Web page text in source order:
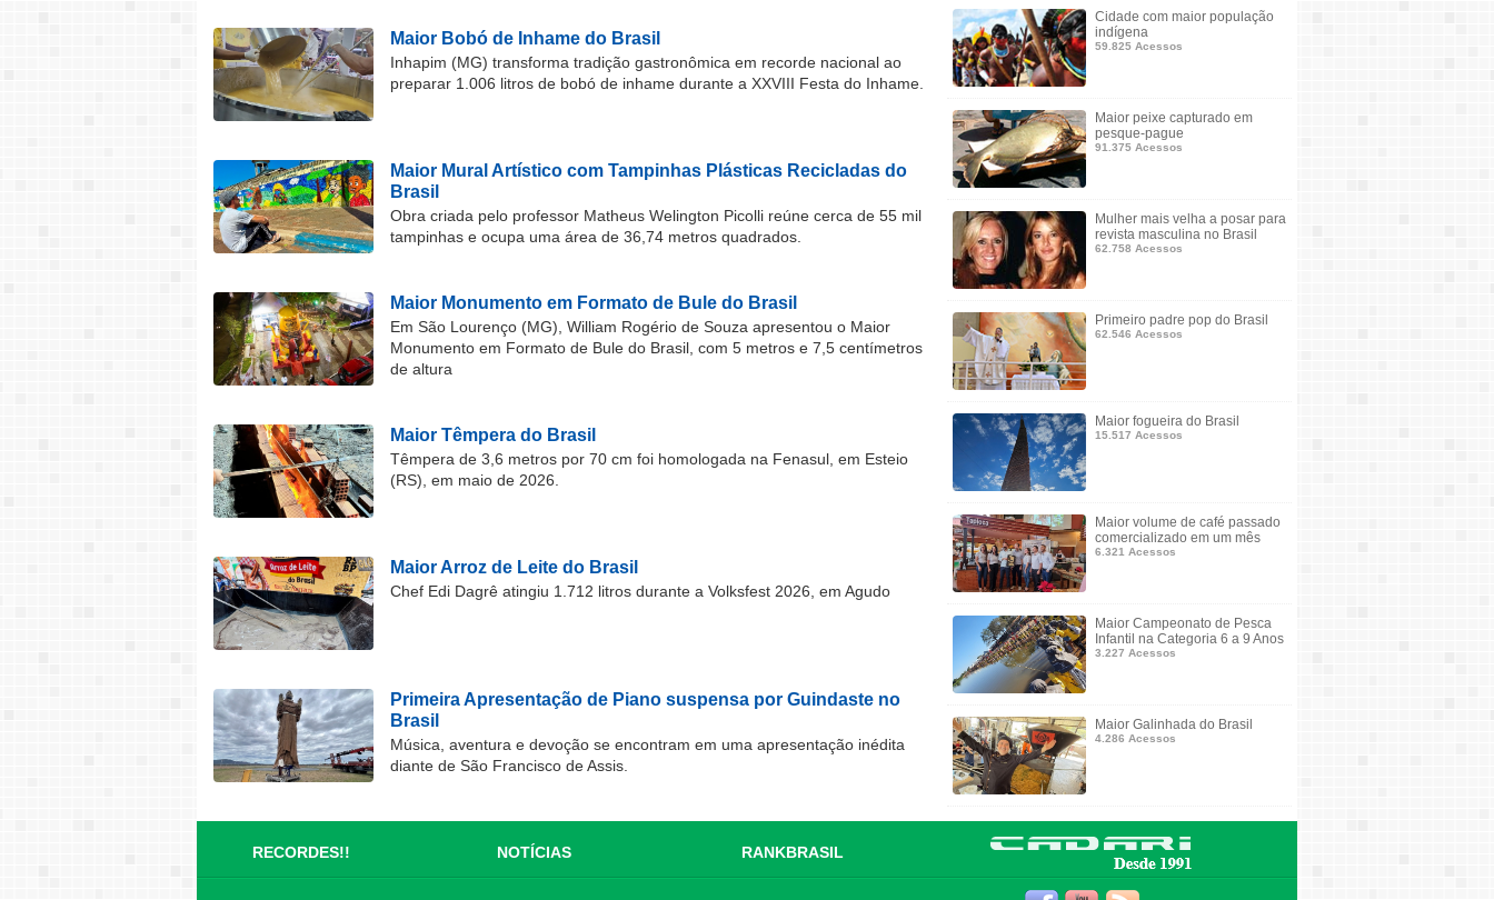
Maior Bobó de Inhame do Brasil
Inhapim (MG) transforma tradição gastronômica em recorde nacional ao
preparar 1.006 litros de bobó de inhame durante a XXVIII Festa do Inhame.
Maior Mural Artístico com Tampinhas Plásticas Recicladas do
Brasil
Obra criada pelo professor Matheus Welington Picolli reúne cerca de 55 mil
tampinhas e ocupa uma área de 36,74 metros quadrados.
Maior Monumento em Formato de Bule do Brasil
Em São Lourenço (MG), William Rogério de Souza apresentou o Maior
Monumento em Formato de Bule do Brasil, com 5 metros e 7,5 centímetros
de altura
Maior Têmpera do Brasil
Têmpera de 3,6 metros por 70 cm foi homologada na Fenasul, em Esteio
(RS), em maio de 2026.
Maior Arroz de Leite do Brasil
Chef Edi Dagrê atingiu 1.712 litros durante a Volksfest 2026, em Agudo
Primeira Apresentação de Piano suspensa por Guindaste no
Brasil
Música, aventura e devoção se encontram em uma apresentação inédita
diante de São Francisco de Assis.
Cidade com maior população
indígena
59.825 Acessos
Maior peixe capturado em
pesque-pague
91.375 Acessos
Mulher mais velha a posar para
revista masculina no Brasil
62.758 Acessos
Primeiro padre pop do Brasil
62.546 Acessos
Maior fogueira do Brasil
15.517 Acessos
Maior volume de café passado
comercializado em um mês
6.321 Acessos
Maior Campeonato de Pesca
Infantil na Categoria 6 a 9 Anos
3.227 Acessos
Maior Galinhada do Brasil
4.286 Acessos
RECORDES!! NOTÍCIAS RANKBRASIL